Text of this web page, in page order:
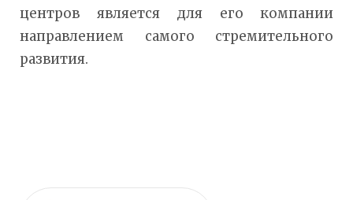
центров является для его компании
направлением самого стремительного
развития.